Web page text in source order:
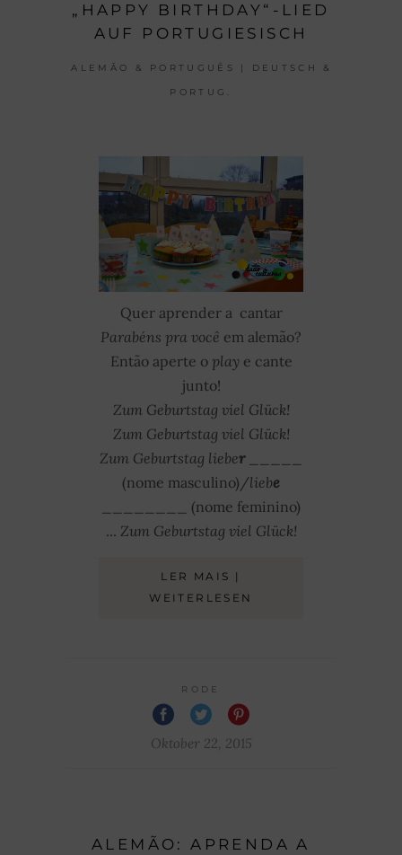
„HAPPY BIRTHDAY“-LIED
AUF PORTUGIESISCH
ALEMÃO & PORTUGUÊS | DEUTSCH &
PORTUG.
Quer aprender a cantar
Parabéns pra você em alemão?
Então aperte o play e cante
junto!
Zum Geburtstag viel Glück!
Zum Geburtstag viel Glück!
Zum Geburtstag lieber_____
(nome masculino)/liebe
________ (nome feminino)
... Zum Geburtstag viel Glück!
LER MAIS |
WEITERLESEN
RODE
Oktober 22, 2015
ALEMÃO: APRENDA A